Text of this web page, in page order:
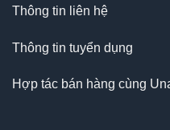
Thông tin liên hệ
Thông tin tuyển dụng
Hợp tác bán hàng cùng